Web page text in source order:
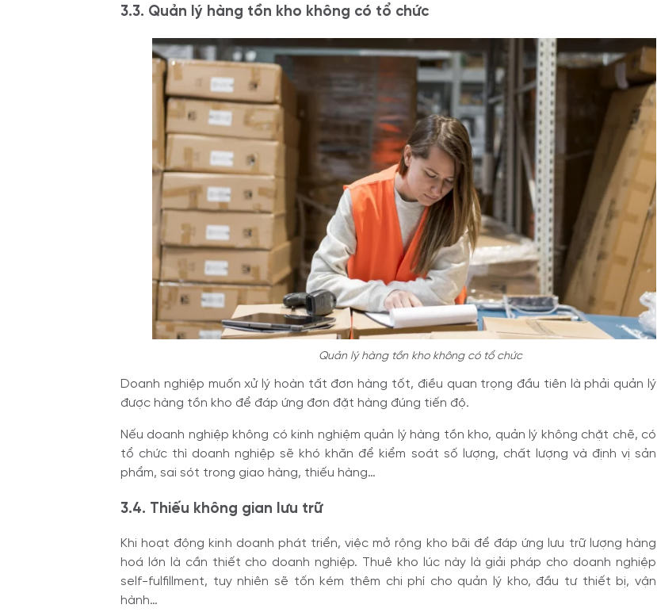
3.3. Quản lý hàng tồn kho không có tổ chức
Quản lý hàng tồn kho không có tổ chức
Doanh nghiệp muốn xử lý hoàn tất đơn hàng tốt, điều quan trọng đầu tiên là phải quản lý
được hàng tồn kho để đáp ứng đơn đặt hàng đúng tiến độ.
Nếu doanh nghiệp không có kinh nghiệm quản lý hàng tồn kho, quản lý không chặt chẽ, có
tổ chức thì doanh nghiệp sẽ khó khăn để kiểm soát số lượng, chất lượng và định vị sản
phẩm, sai sót trong giao hàng, thiếu hàng…
3.4. Thiếu không gian lưu trữ
Khi hoạt động kinh doanh phát triển, việc mở rộng kho bãi để đáp ứng lưu trữ lượng hàng
hoá lớn là cần thiết cho doanh nghiệp. Thuê kho lúc này là giải pháp cho doanh nghiệp
self-fulfillment, tuy nhiên sẽ tốn kém thêm chi phí cho quản lý kho, đầu tư thiết bị, vận
hành…